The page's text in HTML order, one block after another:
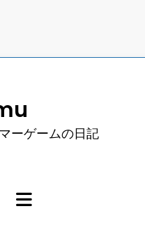
ーゲームの日記